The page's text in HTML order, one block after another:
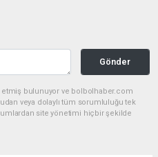
Gönder
etmiş bulunuyor ve bolbolhaber.com
veya dolaylı tüm sorumluluğu tek
site yönetimi hiçbir şekilde